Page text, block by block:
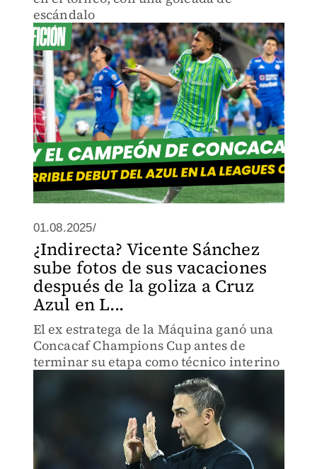
escándalo
01.08.2025/
¿Indirecta? Vicente Sánchez
sube fotos de sus vacaciones
después de la goliza a Cruz
Azul en L...
El ex estratega de la Máquina ganó una
Concacaf Champions Cup antes de
terminar su etapa como técnico interino